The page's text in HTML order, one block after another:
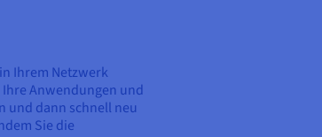
Ihrem Netzwerk
Anwendungen und
und dann schnell neu
Sie die